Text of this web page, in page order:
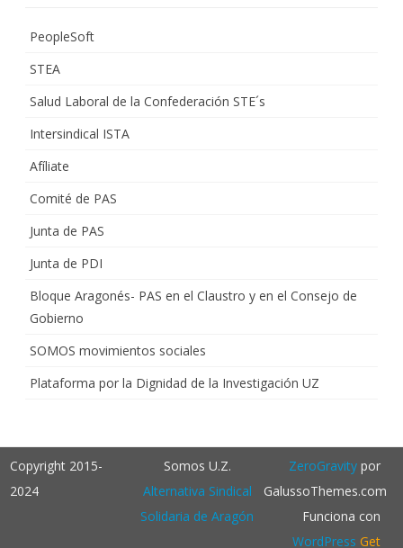
PeopleSoft
STEA
Salud Laboral de la Confederación STE´s
Intersindical ISTA
Afíliate
Comité de PAS
Junta de PAS
Junta de PDI
Bloque Aragonés- PAS en el Claustro y en el Consejo de
Gobierno
SOMOS movimientos sociales
Plataforma por la Dignidad de la Investigación UZ
Copyright 2015-
2024
Somos U.Z.
Alternativa Sindical
Solidaria de Aragón
ZeroGravitypor
GalussoThemes.com
Funciona con
WordPress Get